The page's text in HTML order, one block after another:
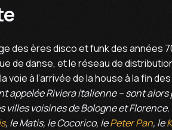
des ères disco et funk des années
de danse, et le réseau de
voie à l’arrivée de la house à la fin
appelée Riviera italienne – sont
villes voisines de Bologne et Florence.
, le Matis, le Cocorico, lePeter Pan, le